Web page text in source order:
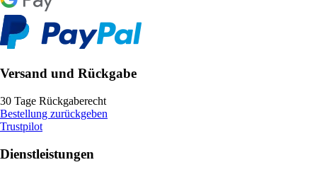
Versand und Rückgabe
30 Tage Rückgaberecht
Bestellung zurückgeben
Trustpilot
Dienstleistungen